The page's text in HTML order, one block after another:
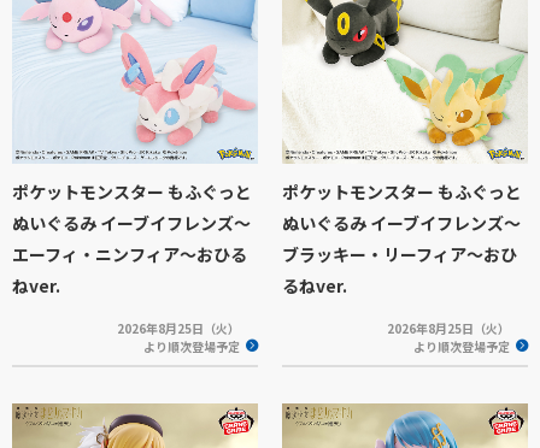
ポケットモンスター もふぐっと
ぬいぐるみ イーブイフレンズ～
エーフィ・ニンフィア～おひる
ねver.
2026年8月25日（火）
より順次登場予定
ポケットモンスター もふぐっと
ぬいぐるみ イーブイフレンズ～
ブラッキー・リーフィア～おひ
るねver.
2026年8月25日（火）
より順次登場予定